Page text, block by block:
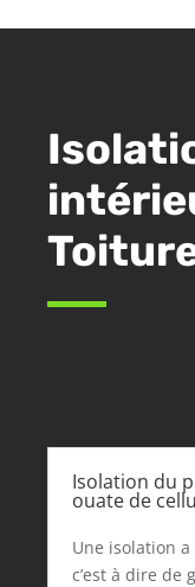
Isolation du
ouate de
Une isolation
c’est à dire de